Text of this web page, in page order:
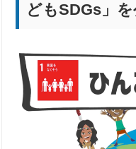
どもSDGs」を